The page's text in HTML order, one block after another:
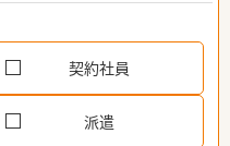
契約社員
派遣